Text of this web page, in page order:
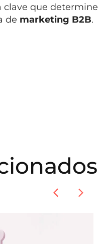
clave que determine
de marketing B2B.